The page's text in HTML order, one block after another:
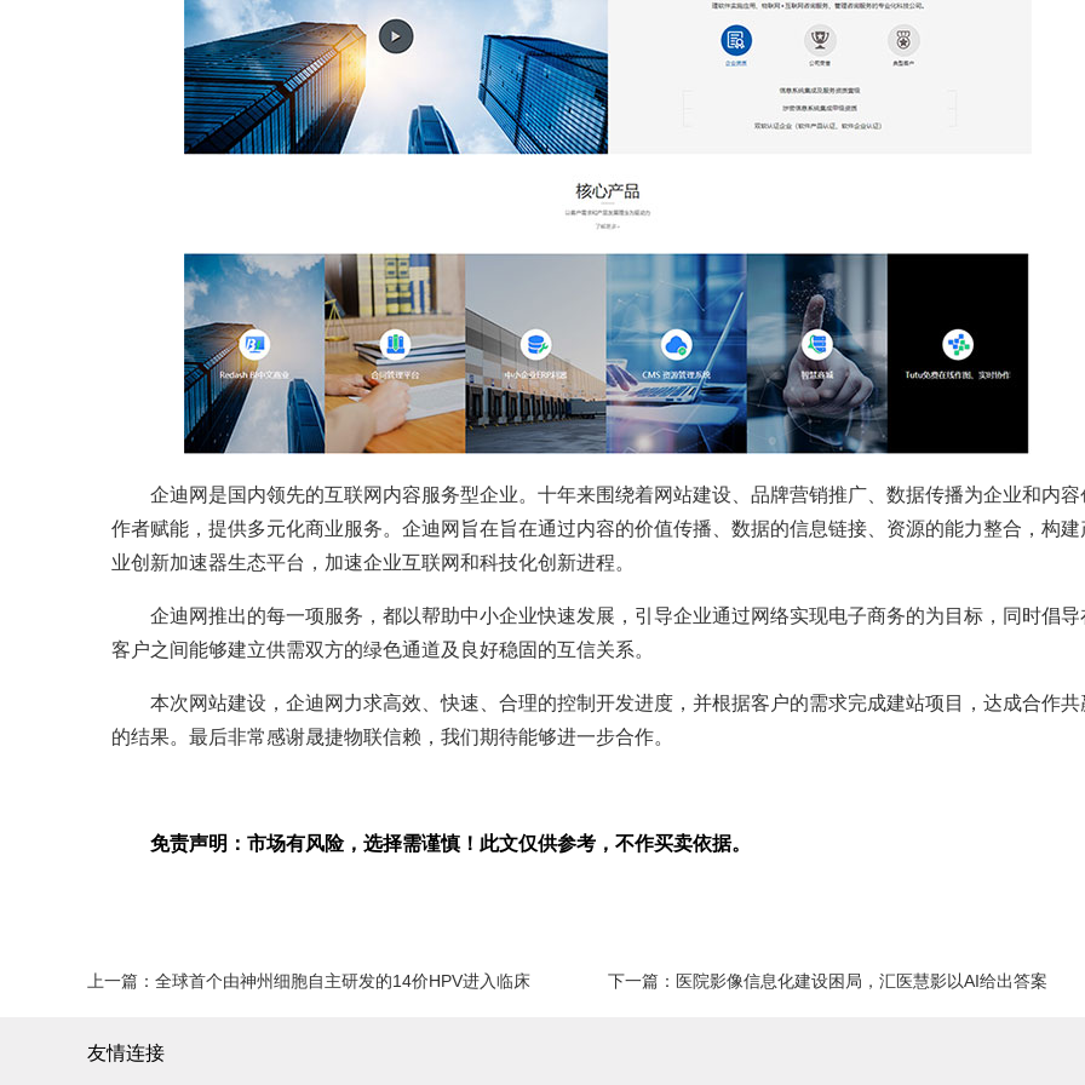
企迪网是国内领先的互联网内容服务型企业。十年来围绕着网站建设、品牌营销推广、数据传播为企业和内容
作者赋能，提供多元化商业服务。企迪网旨在旨在通过内容的价值传播、数据的信息链接、资源的能力整合，构建
业创新加速器生态平台，加速企业互联网和科技化创新进程。
企迪网推出的每一项服务，都以帮助中小企业快速发展，引导企业通过网络实现电子商务的为目标，同时倡导
客户之间能够建立供需双方的绿色通道及良好稳固的互信关系。
本次网站建设，企迪网力求高效、快速、合理的控制开发进度，并根据客户的需求完成建站项目，达成合作共
的结果。最后非常感谢晟捷物联信赖，我们期待能够进一步合作。
免责声明：市场有风险，选择需谨慎！此文仅供参考，不作买卖依据。
上一篇： 全球首个由神州细胞自主研发的14价HPV进入临床 下一篇： 医院影像信息化建设困局，汇医慧影以AI给出答案
友情连接